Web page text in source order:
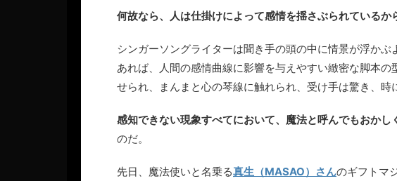
何故なら、人は仕掛けによって感情を揺さぶられているか
シンガーソングライターは聞き手の頭の中に情景が浮か
あれば、人間の感情曲線に影響を与えやすい緻密な脚本
せられ、まんまと心の琴線に触れられ、受け手は驚き、時
感知できない現象すべてにおいて、魔法と呼んでもおかし
のだ。
先日、魔法使いと名乗る真生（MASAO）さんのギフトマ